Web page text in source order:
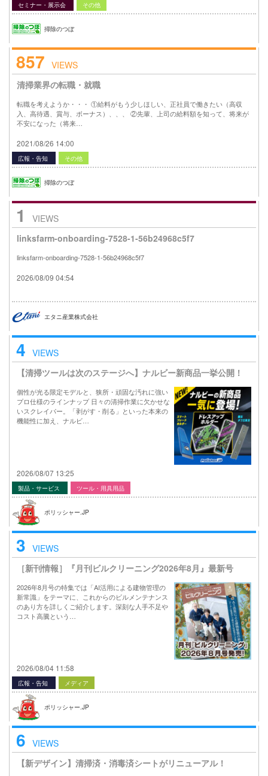
セミナー・展示会 その他
掃除のつぼ
857 VIEWS
清掃業界の転職・就職
転職を考えようか・・・ ①給料がもう少しほしい、正社員で働きたい（高収
入、高待遇、賞与、ボーナス）、、、 ②先輩、上司の給料額を知って、将来が
不安になった（将来…
2021/08/26 14:00
広報・告知 その他
掃除のつぼ
1
VIEWS
linksfarm-onboarding-7528-1-56b24968c5f7
linksfarm-onboarding-7528-1-56b24968c5f7
2026/08/09 04:54
エタニ産業株式会社
4 VIEWS
【清掃ツールは次のステージへ】ナルビー新商品一挙公開！
個性が光る限定モデルと、狭所・頑固な汚れに強い
プロ仕様のラインナップ 日々の清掃作業に欠かせな
いスクレイパー。「剥がす・削る」といった本来の
機能性に加え、ナルビ…
2026/08/07 13:25
製品・サービス ツール・用具用品
ポリッシャー.JP
3 VIEWS
［新刊情報］『月刊ビルクリーニング2026年8月』最新号
2026年8月号の特集では「AI活用による建物管理の
新常識」をテーマに、これからのビルメンテナンス
のあり方を詳しくご紹介します。深刻な人手不足や
コスト高騰という…
2026/08/04 11:58
広報・告知 メディア
ポリッシャー.JP
6 VIEWS
【新デザイン】清掃済・消毒済シートがリニューアル！